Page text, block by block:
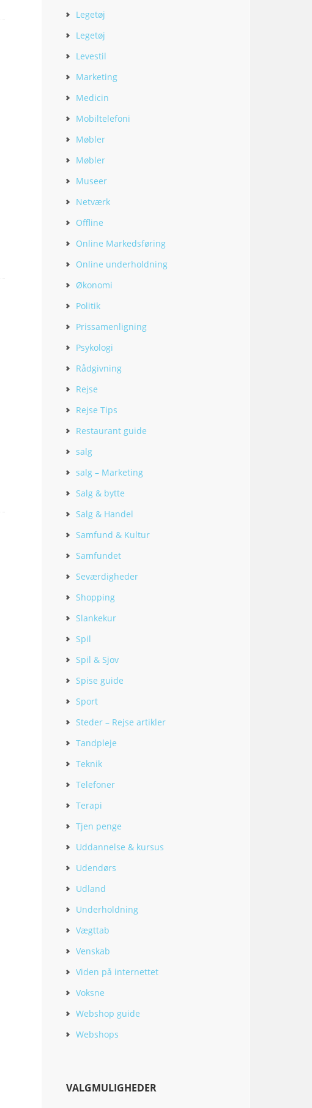
Legetøj
Legetøj
Levestil
Marketing
Medicin
Mobiltelefoni
Møbler
Møbler
Museer
Netværk
Offline
Online Markedsføring
Online underholdning
Økonomi
Politik
Prissamenligning
Psykologi
Rådgivning
Rejse
Rejse Tips
Restaurant guide
salg
salg – Marketing
Salg & bytte
Salg & Handel
Samfund & Kultur
Samfundet
Seværdigheder
Shopping
Slankekur
Spil
Spil & Sjov
Spise guide
Sport
Steder – Rejse artikler
Tandpleje
Teknik
Telefoner
Terapi
Tjen penge
Uddannelse & kursus
Udendørs
Udland
Underholdning
Vægttab
Venskab
Viden på internettet
Voksne
Webshop guide
Webshops
VALGMULIGHEDER